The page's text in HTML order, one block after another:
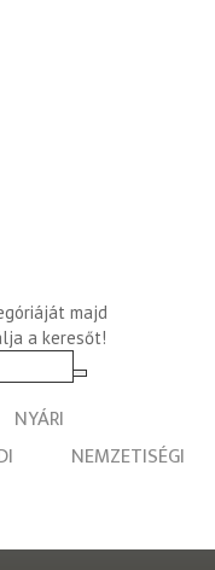
majd
a keresőt!
NYÁRI
NEMZETISÉGI